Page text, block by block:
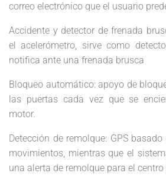
correo electrónico que el usuario
Accidente y detector de frenada
el acelerómetro, sirve como
notifica ante una frenada brusca
Bloqueo automático: apoyo de
las puertas cada vez que se
motor.
Detección de remolque: GPS
movimientos, mientras que el
una alerta de remolque para el